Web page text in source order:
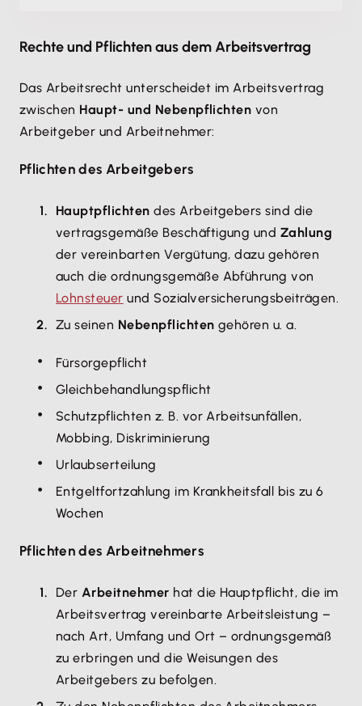
Rechte und Pflichten aus dem Arbeitsvertrag
Das Arbeitsrecht unterscheidet im Arbeitsvertrag
zwischen Haupt- und Nebenpflichten von
Arbeitgeber und Arbeitnehmer:
Pflichten des Arbeitgebers
Hauptpflichtendes Arbeitgebers sind die
vertragsgemäße Beschäftigung und Zahlung
der vereinbarten Vergütung, dazu gehören
auch die ordnungsgemäße Abführung von
Lohnsteuer und Sozialversicherungsbeiträgen.
Zu seinen Nebenpflichtengehören u. a.
Fürsorgepflicht
Gleichbehandlungspflicht
Schutzpflichten z. B. vor Arbeitsunfällen,
Mobbing, Diskriminierung
Urlaubserteilung
Entgeltfortzahlung im Krankheitsfall bis zu 6
Wochen
Pflichten des Arbeitnehmers
Der Arbeitnehmer hat die Hauptpflicht, die im
Arbeitsvertrag vereinbarte Arbeitsleistung –
nach Art, Umfang und Ort – ordnungsgemäß
zu erbringen und die Weisungen des
Arbeitgebers zu befolgen.